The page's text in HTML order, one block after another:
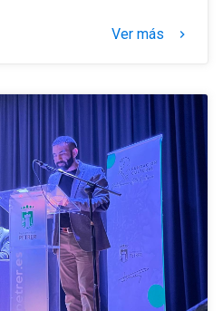
Ver más keyboard_arrow_right